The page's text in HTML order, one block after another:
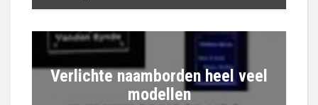
navigation
Verlichte naamborden heel veel
modellen